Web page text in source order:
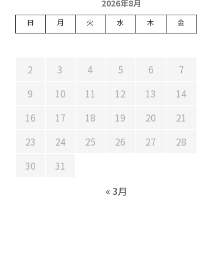
2026年8月
日 月 火 水 木 金
2
3 4 5 6 7
9
10 11 12 13 14
16
17 18 19 20 21
23
24 25 26 27 28
30
31
« 3月